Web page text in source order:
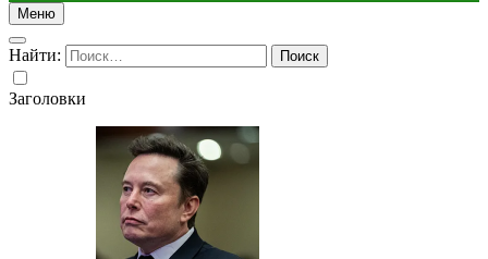
Меню
Найти:
Заголовки